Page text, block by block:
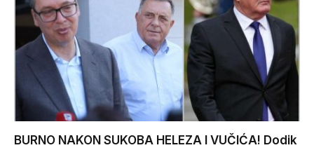
BURNO NAKON SUKOBA HELEZA I VUČIĆA! Dodik